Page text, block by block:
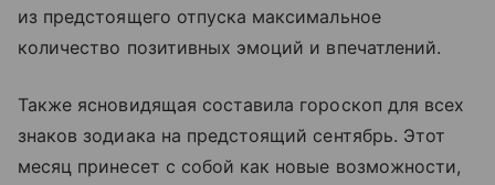
из предстоящего отпуска максимальное
количество позитивных эмоций и впечатлений.
Также ясновидящая составила гороскоп для всех
знаков зодиака на предстоящий сентябрь. Этот
месяц принесет с собой как новые возможности,